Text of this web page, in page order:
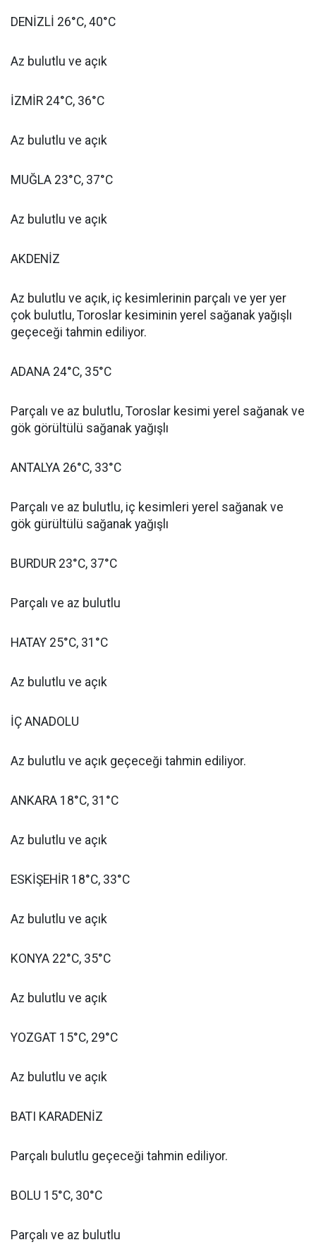
DENİZLİ 26°C, 40°C
Az bulutlu ve açık
İZMİR 24°C, 36°C
Az bulutlu ve açık
MUĞLA 23°C, 37°C
Az bulutlu ve açık
AKDENİZ
Az bulutlu ve açık, iç kesimlerinin parçalı ve yer yer
çok bulutlu, Toroslar kesiminin yerel sağanak yağışlı
geçeceği tahmin ediliyor.
ADANA 24°C, 35°C
Parçalı ve az bulutlu, Toroslar kesimi yerel sağanak ve
gök görültülü sağanak yağışlı
ANTALYA 26°C, 33°C
Parçalı ve az bulutlu, iç kesimleri yerel sağanak ve
gök gürültülü sağanak yağışlı
BURDUR 23°C, 37°C
Parçalı ve az bulutlu
HATAY 25°C, 31°C
Az bulutlu ve açık
İÇ ANADOLU
Az bulutlu ve açık geçeceği tahmin ediliyor.
ANKARA 18°C, 31°C
Az bulutlu ve açık
ESKİŞEHİR 18°C, 33°C
Az bulutlu ve açık
KONYA 22°C, 35°C
Az bulutlu ve açık
YOZGAT 15°C, 29°C
Az bulutlu ve açık
BATI KARADENİZ
Parçalı bulutlu geçeceği tahmin ediliyor.
BOLU 15°C, 30°C
Parçalı ve az bulutlu